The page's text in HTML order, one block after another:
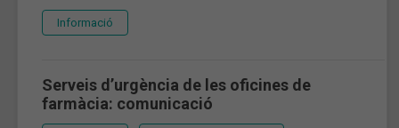
Informació
Serveis d’urgència de les oficines de
farmàcia: comunicació